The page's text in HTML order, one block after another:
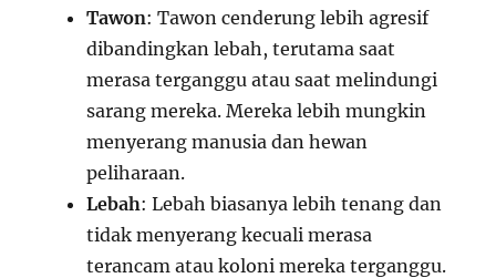
Tawon: Tawon cenderung lebih agresif
dibandingkan lebah, terutama saat
merasa terganggu atau saat melindungi
sarang mereka. Mereka lebih mungkin
menyerang manusia dan hewan
peliharaan.
Lebah: Lebah biasanya lebih tenang dan
tidak menyerang kecuali merasa
terancam atau koloni mereka terganggu.